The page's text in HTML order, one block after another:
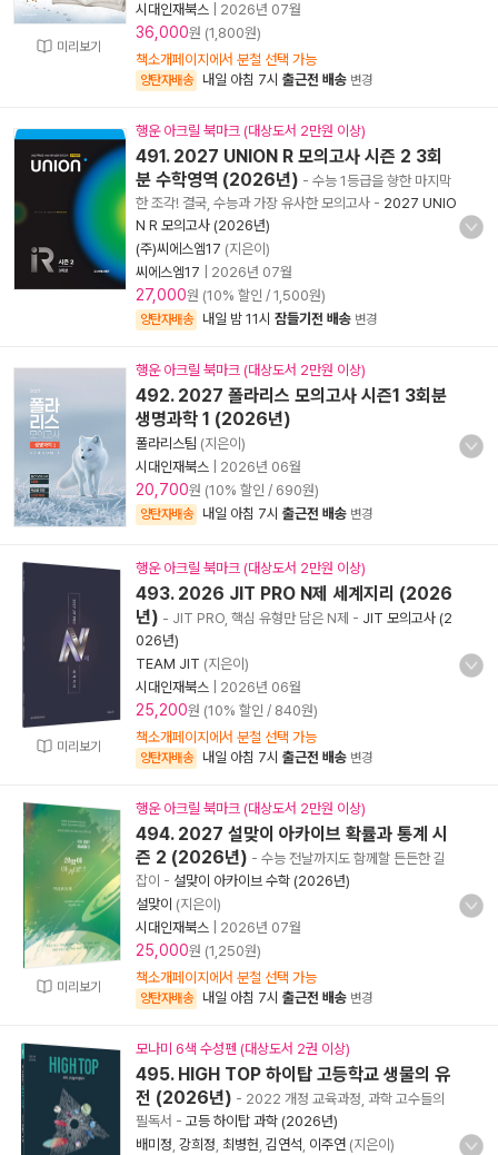
미리보기
시대인재북스
2026년 07월
36,000원 (1,800원)
책소개페이지에서 분철 선택 가능
양탄자배송 내일 아침 7시 출근전 배송 변경
행운 아크릴 북마크 (대상도서 2만원 이상)
491. 2027 UNION R 모의고사 시즌 2 3회
분 수학영역 (2026년) - 수능 1등급을 향한 마지막
한 조각! 결국, 수능과 가장 유사한 모의고사 - 2027 UNIO
N R 모의고사 (2026년)
(주)씨에스엠17 (지은이)
씨에스엠17
2026년 07월
27,000원 (10% 할인 / 1,500원)
양탄자배송 내일 밤 11시 잠들기전 배송 변경
행운 아크릴 북마크 (대상도서 2만원 이상)
492. 2027 폴라리스 모의고사 시즌1 3회분
생명과학 1 (2026년)
폴라리스팀 (지은이)
시대인재북스
2026년 06월
20,700원 (10% 할인 / 690원)
양탄자배송 내일 아침 7시 출근전 배송 변경
미리보기
행운 아크릴 북마크 (대상도서 2만원 이상)
493. 2026 JIT PRO N제 세계지리 (2026
년) - JIT PRO, 핵심 유형만 담은 N제 - JIT 모의고사 (2
026년)
TEAM JIT (지은이)
시대인재북스
2026년 06월
25,200원 (10% 할인 / 840원)
책소개페이지에서 분철 선택 가능
양탄자배송 내일 아침 7시 출근전 배송 변경
미리보기
행운 아크릴 북마크 (대상도서 2만원 이상)
494. 2027 설맞이 아카이브 확률과 통계 시
즌 2 (2026년) - 수능 전날까지도 함께할 든든한 길
잡이 - 설맞이 아카이브 수학 (2026년)
설맞이 (지은이)
시대인재북스
2026년 07월
25,000원 (1,250원)
책소개페이지에서 분철 선택 가능
양탄자배송 내일 아침 7시 출근전 배송 변경
모나미 6색 수성펜 (대상도서 2권 이상)
495. HIGH TOP 하이탑 고등학교 생물의 유
전 (2026년) - 2022 개정 교육과정, 과학 고수들의
필독서 - 고등 하이탑 과학 (2026년)
배미정 강희정 최병헌 김연석 이주연 (지은이)